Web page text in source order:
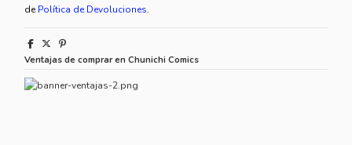
dePolítica de Devoluciones.
Ventajas de comprar en Chunichi Comics